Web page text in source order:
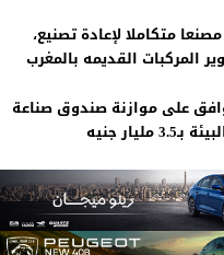
متكاملا لإعادة تصنيع،
المركبات القديمه بالمغرب
على موازنة صندوق صناعة
جنيه